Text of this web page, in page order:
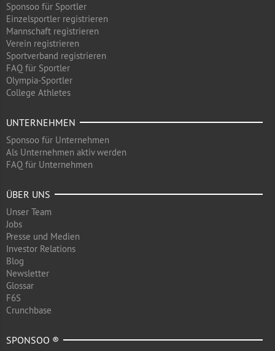
Sponsoo für Sportler
Einzelsportler registrieren
Mannschaft registrieren
Verein registrieren
Sportverband registrieren
FAQ für Sportler
Olympia-Sportler
College Athletes
UNTERNEHMEN
Sponsoo für Unternehmen
Als Unternehmen aktiv werden
FAQ für Unternehmen
ÜBER UNS
Unser Team
Jobs
Presse und Medien
Investor Relations
Blog
Newsletter
Glossar
F6S
Crunchbase
SPONSOO ®